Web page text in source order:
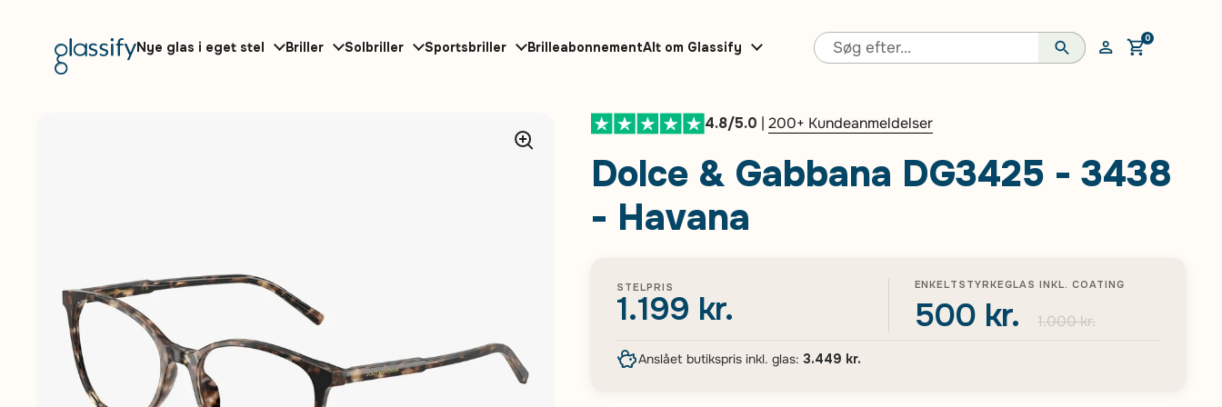
Nye glas i eget stel Briller Solbriller Sportsbriller BrilleabonnementAlt om Glassify Åben vogn
0
4.8/5.0 | 200+ Kundeanmeldelser
Dolce & Gabbana DG3425 - 3438
- Havana
STELPRIS
1.199 kr.
ENKELTSTYRKEGLAS INKL. COATING
500 kr. 1.000 kr.
Anslået butikspris inkl. glas: 3.449 kr.